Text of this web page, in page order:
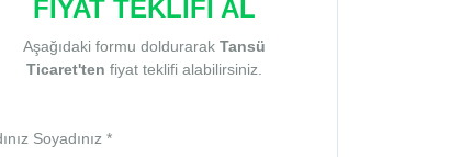
FİYAT TEKLİFİ AL
Aşağıdaki formu doldurarak Tansü
Ticaret'ten fiyat teklifi alabilirsiniz.
Soyadınız *